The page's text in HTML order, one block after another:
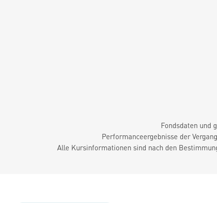
Fondsdaten und
Performanceergebnisse der
Alle Kursinformationen sind nach den